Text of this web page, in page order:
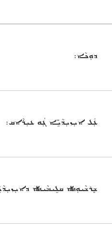
ܕܘܼܟܵܐ:
ܥܲܠ ܐܝܼܙܝܼܕܵܝܹ̈ܐ ܓܲܘ ܥܝܼܪܵܐܩ:
ܫܸܪܫܵܝܘܼܬܐ ܩܠܹܝܡܵܝܬܐ